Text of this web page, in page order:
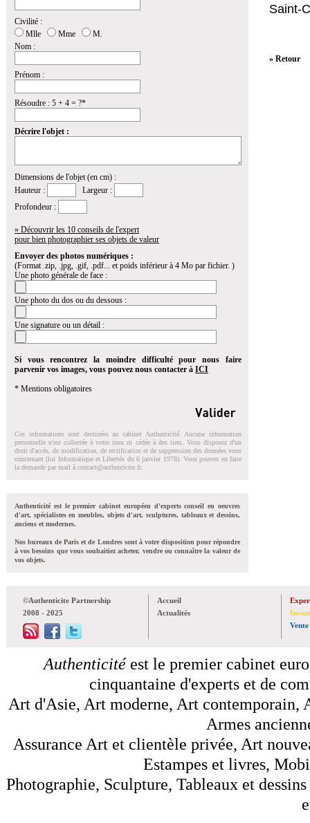
Civilité :
Mlle
Mme
M.
Nom :
Prénom :
Résoudre : 5 + 4 = ?*
Décrire l'objet :
Dimensions de l'objet (en cm) :
Hauteur :
Largeur :
Profondeur :
» Découvrir les 10 conseils de l'expert
pour bien photographier ses objets de valeur
Envoyer des photos numériques :
(Format .zip, .jpg, .gif, .pdf... et poids inférieur à 4 Mo par fichier. )
Une photo générale de face :
Une photo du dos ou du dessous :
Une signature ou un détail :
Si vous rencontrez la moindre difficulté pour nous faire
parvenir vos images, vous pouvez nous contacter à ICI
* Mentions obligatoires
Ces informations sont destinées au cabinet Authenticité. Aucune information
personnelle n'est collectée à votre insu ni cédée à des tiers. Vous disposez d'un
droit d'accés, de modification, de rectification et de suppression des données vous
concernant (loi Informatique et Libertés du 6 janvier 1978). Vous pouvez en faire
la demande par mail à contact@authenticite.fr.
Authenticité est le premier cabinet européen d'experts conseil en oeuvres
d'art, spécialistes en meubles, objets d'art, sculptures, tableaux et dessins,
anciens et modernes.
Nos bureaux de Paris et de Londres sont à votre disposition pour répondre
à vos besoins que vous souhaitiez acheter, vendre ou connaître la valeur de
vos objets.
Saint-
» Retour
©Authenticite Partnership
2008 - 2025
Accueil
Actualités
Vente
Authenticitéest le premier cabinet
cinquantaine d'experts et de
Art d'Asie, Art moderne, Art contemporain,
Armes
Assurance Art et clientèle privée, Art
Estampes et livres,
Photographie, Sculpture, Tableaux et